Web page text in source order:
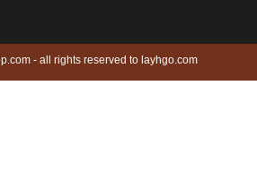
- all rights reserved to layhgo.com